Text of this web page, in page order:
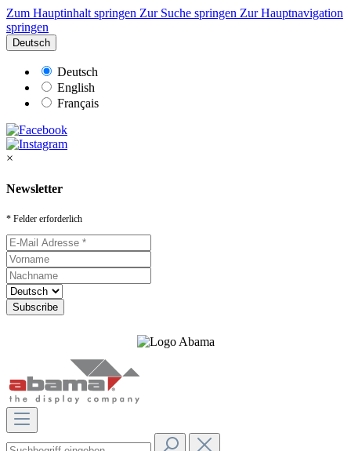
Zum Hauptinhalt springen Zur Suche springen Zur Hauptnavigation
springen
Deutsch
Deutsch
English
Français
×
Newsletter
* Felder erforderlich